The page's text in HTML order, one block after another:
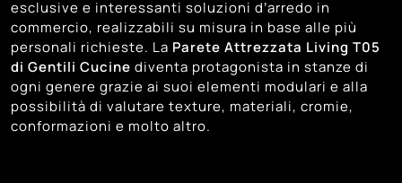
esclusive e interessanti soluzioni d’arredo in
commercio, realizzabili su misura in base alle più
personali richieste. La Parete Attrezzata Living T05
di Gentili Cucine diventa protagonista in stanze di
ogni genere grazie ai suoi elementi modulari e alla
possibilità di valutare texture, materiali, cromie,
conformazioni e molto altro.